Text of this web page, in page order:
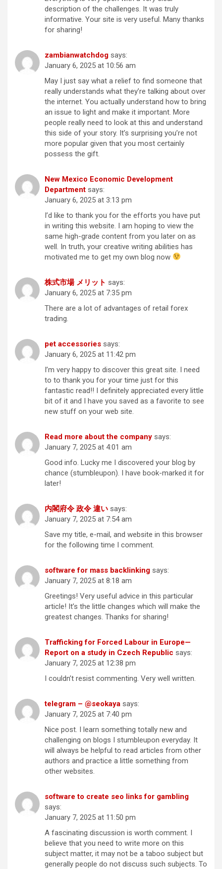
description of the challenges. It was truly
informative. Your site is very useful. Many thanks
for sharing!
zambianwatchdog says:
January 6, 2025 at 10:56 am
May I just say what a relief to find someone that
really understands what they’re talking about over
the internet. You actually understand how to bring
an issue to light and make it important. More
people really need to look at this and understand
this side of your story. It’s surprising you’re not
more popular given that you most certainly
possess the gift.
New Mexico Economic Development
Department says:
January 6, 2025 at 3:13 pm
I’d like to thank you for the efforts you have put
in writing this website. I am hoping to view the
same high-grade content from you later on as
well. In truth, your creative writing abilities has
motivated me to get my own blog now
株式市場 メリット says:
January 6, 2025 at 7:35 pm
There are a lot of advantages of retail forex
trading.
pet accessories says:
January 6, 2025 at 11:42 pm
I’m very happy to discover this great site. I need
to to thank you for your time just for this
fantastic read!! I definitely appreciated every little
bit of it and I have you saved as a favorite to see
new stuff on your web site.
Read more about the company says:
January 7, 2025 at 4:01 am
Good info. Lucky me I discovered your blog by
chance (stumbleupon). I have book-marked it for
later!
内閣府令 政令 違い says:
January 7, 2025 at 7:54 am
Save my title, e-mail, and website in this browser
for the following time I comment.
software for mass backlinking says:
January 7, 2025 at 8:18 am
Greetings! Very useful advice in this particular
article! It’s the little changes which will make the
greatest changes. Thanks for sharing!
Trafficking for Forced Labour in Europe—
Report on a study in Czech Republic says:
January 7, 2025 at 12:38 pm
I couldn’t resist commenting. Very well written.
telegram – @seokaya says:
January 7, 2025 at 7:40 pm
Nice post. I learn something totally new and
challenging on blogs I stumbleupon everyday. It
will always be helpful to read articles from other
authors and practice a little something from
other websites.
software to create seo links for gambling
says:
January 7, 2025 at 11:50 pm
A fascinating discussion is worth comment. I
believe that you need to write more on this
subject matter, it may not be a taboo subject but
generally people do not discuss such subjects. To